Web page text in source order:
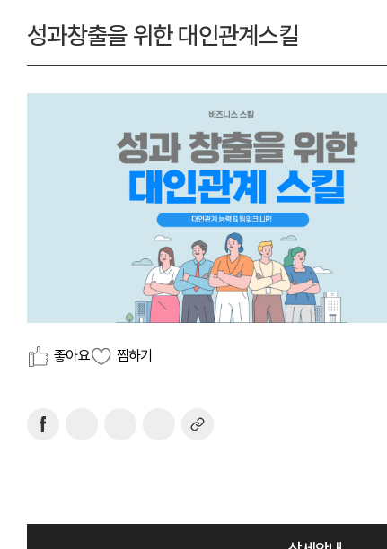
성과창출을 위한 대인관계스킬
좋아요 찜하기